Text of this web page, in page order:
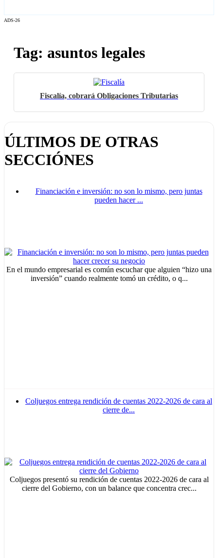
ADS-26
Tag: asuntos legales
Fiscalía, cobrará Obligaciones Tributarias
ÚLTIMOS DE OTRAS
SECCIÓNES
Financiación e inversión: no son lo mismo, pero juntas
pueden hacer ...
En el mundo empresarial es común escuchar que alguien “hizo una
inversión” cuando realmente tomó un crédito, o q...
Coljuegos entrega rendición de cuentas 2022-2026 de cara al
cierre de...
Coljuegos presentó su rendición de cuentas 2022-2026 de cara al
cierre del Gobierno, con un balance que concentra crec...